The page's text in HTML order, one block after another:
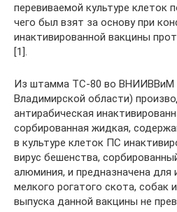
перевиваемой культуре клеток
чего был взят за основу при
инактивированной вакцины
[1].
Из штамма ТС-80 во ВНИИВВиМ
Владимирской области)
антирабическая
сорбированная жидкая,
в культуре клеток ПС
вирус бешенства,
алюминия, и предназначена для
мелкого рогатого скота, собак
выпуска данной вакцины не